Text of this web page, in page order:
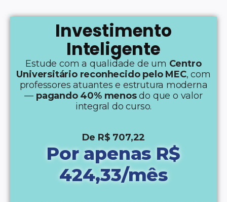
Investimento
Inteligente
Estude com a qualidade de um Centro
Universitário reconhecido pelo MEC, com
professores atuantes e estrutura moderna
— pagando 40% menosdo que o valor
integral do curso.
De R$ 707,22
Por apenas R$
424,33/mês